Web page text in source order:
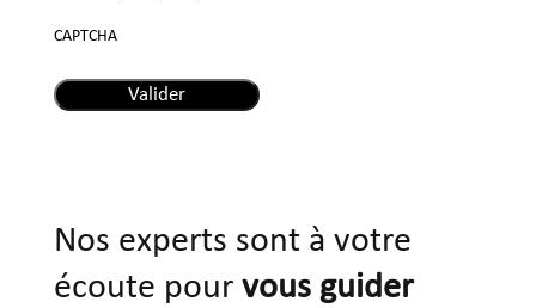
CAPTCHA
Nos experts sont à votre
écoute pour vous guider